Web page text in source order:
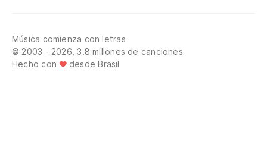
Música comienza con letras
© 2003 - 2026, 3.8 millones de canciones
Hecho con
desde Brasil